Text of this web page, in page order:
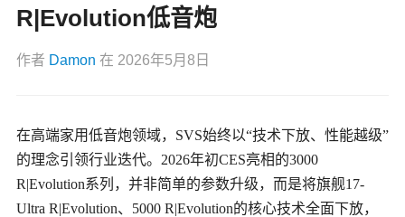
R|Evolution低音炮
作者 Damon 在 2026年5月8日
在高端家用低音炮领域， SVS始终以“技术下放、性能越级”
的理念引领行业迭代。2026年初CES亮相的3000
R|Evolution系列，并非简单的参数升级，而是将旗舰17-
Ultra R|Evolution、5000 R|Evolution的核心技术全面下放，